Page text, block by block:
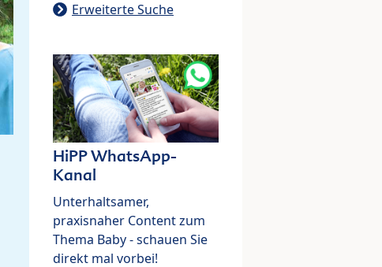
Erweiterte Suche
HiPP WhatsApp-
Kanal
Unterhaltsamer,
praxisnaher Content zum
Thema Baby - schauen Sie
direkt mal vorbei!